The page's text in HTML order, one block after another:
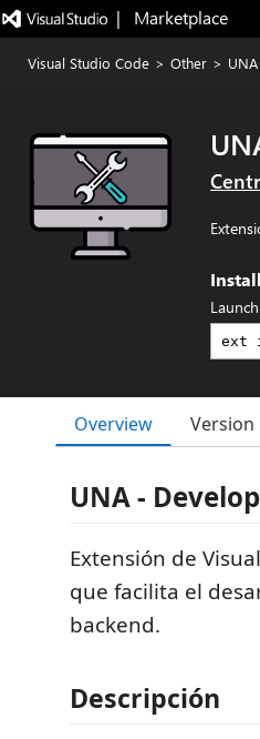
|   Marketplace
Visual Studio Code > Other >
Overview
UNA -
Extensión de
que facilita el
backend.
Descripción